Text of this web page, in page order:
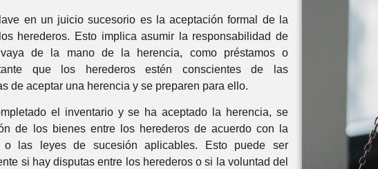
en un juicio sucesorio es la aceptación formal de la
herederos. Esto implica asumir la responsabilidad de
de la mano de la herencia, como préstamos o
que los herederos estén conscientes de las
de aceptar una herencia y se preparen para ello.
el inventario y se ha aceptado la herencia, se
de los bienes entre los herederos de acuerdo con la
o las leyes de sucesión aplicables. Esto puede ser
si hay disputas entre los herederos o si la voluntad del